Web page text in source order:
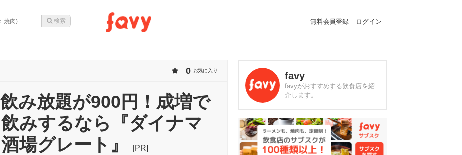
無料会員登録 ログイン
0 お気に入り
み放題が900円！成増で
みするなら『ダイナマ
場グレート』
[PR]
favy
favyがおすすめする飲食店を紹
介します。